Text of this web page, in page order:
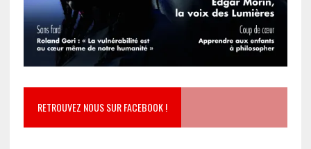
RETROUVEZ NOUS SUR FACEBOOK !